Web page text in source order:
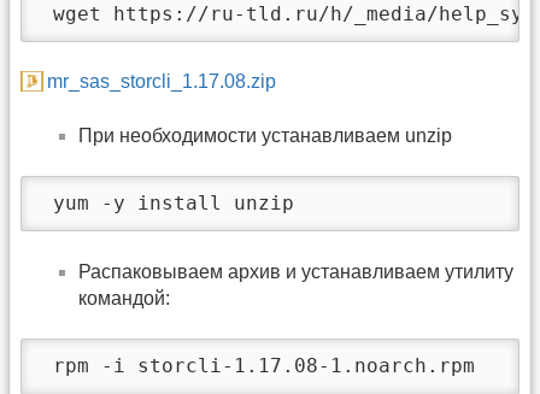
wget https://ru-tld.ru/h/_media/
mr_sas_storcli_1.17.08.zip
При необходимости устанавливаем unzip
yum -y install unzip
Распаковываем архив и устанавливаем утилиту
командой:
rpm -i storcli-1.17.08-1.noarch.rpm